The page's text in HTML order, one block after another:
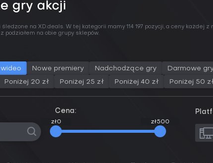
gry akcji
na XD.deals. W tej kategorii mamy 114 197 pozycji, a ceny każdej z
podziałem na obie grupy sklepów.
Nowe premiery Nadchodzące gry Darmowe
Poniżej 20 zł Poniżej 25 zł Poniżej 40 zł Poniżej 50
Cena:
zł0
zł0 zł500
zł500